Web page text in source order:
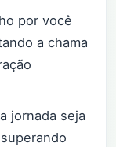
por você
a chama
jornada seja